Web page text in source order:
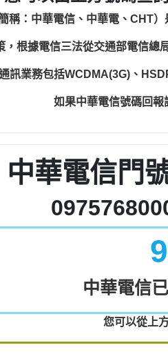
稱：中華電信、中華電、CHT
根據電信三法從交通部電信
訊業務包括WCDMA(3G)、
如果中華電信號碼回報
中華電信門
中華電信
您可以從上